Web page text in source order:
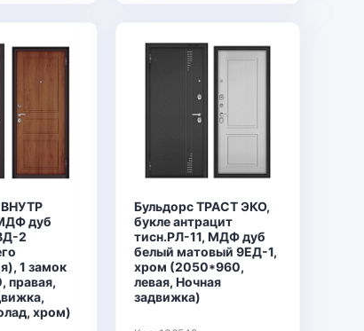
дуб
2
1 замок
правая,
хром)
Бульдорс ТРАСТ ЭКО,
букле антрацит
тисн.РЛ-11, МДФ дуб
белый матовый 9ЕД-1,
хром (2050*960,
левая, Ночная
задвижка)